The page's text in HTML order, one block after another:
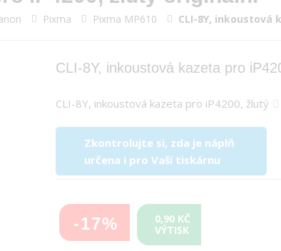
Pixma Pixma MP610 CLI-8Y, inkoustová
CLI-8Y, inkoustová kazeta pro
CLI-8Y, inkoustová kazeta pro iP4200, žlutý
Zkontrolujte si, zda je náplň
určena i pro Vaší tiskárnu
-17%
0,90 KČ
VÝTISK